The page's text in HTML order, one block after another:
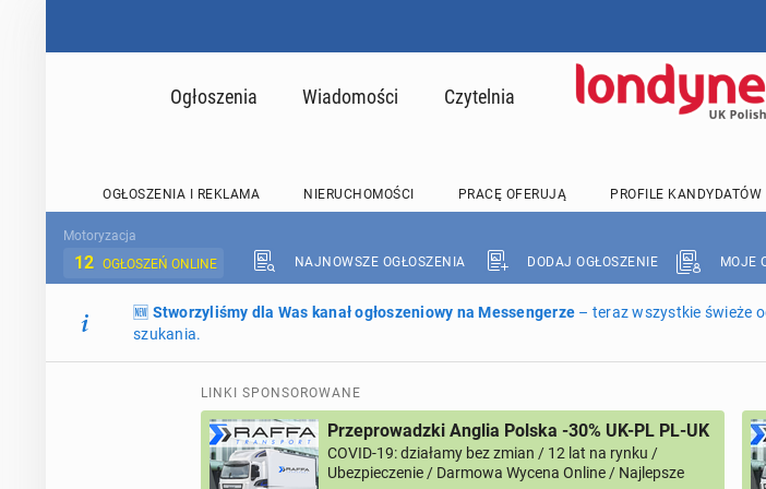
Ogłoszenia Wiadomości Czytelnia
OGŁOSZENIA I REKLAMA NIERUCHOMOŚCI PRACĘ OFERUJĄ PROFILE KANDYDATÓW
Motoryzacja
12 OGŁOSZEŃ ONLINE NAJNOWSZE OGŁOSZENIA DODAJ OGŁOSZENIE MOJE
🆕 Stworzyliśmy dla Was kanał ogłoszeniowy na Messengerze – teraz wszystkie świeże
szukania.
LINKI SPONSOROWANE
Przeprowadzki Anglia Polska -30% UK-PL PL-UK
COVID-19: działamy bez zmian / 12 lat na rynku /
Ubezpieczenie / Darmowa Wycena Online / Najlepsze